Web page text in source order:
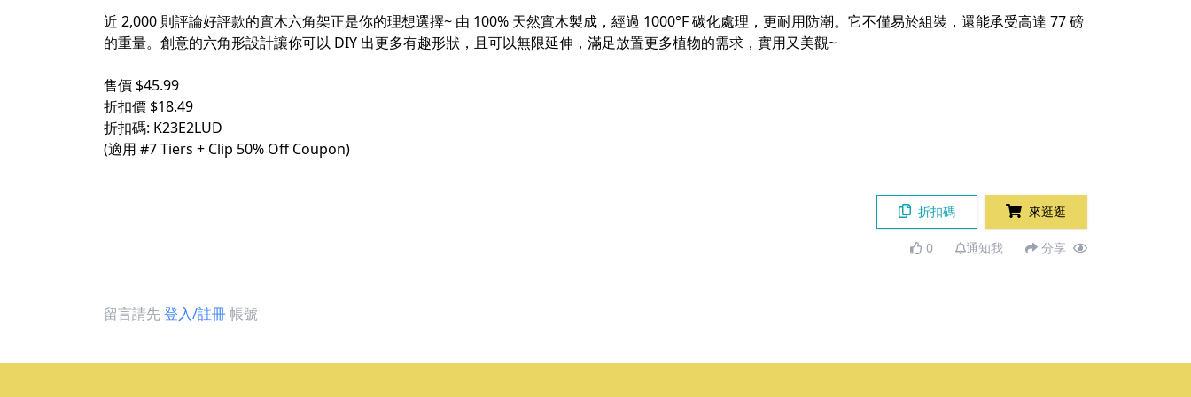
近 2,000 則評論好評款的實木六角架正是你的理想選擇~ 由 100% 天然實木製成，經過 1000°F 碳化處理，更耐用防潮。它不僅易於組裝，還能承受高達 77 磅
的重量。創意的六角形設計讓你可以 DIY 出更多有趣形狀，且可以無限延伸，滿足放置更多植物的需求，實用又美觀~
售價 $45.99
折扣價 $18.49
折扣碼: K23E2LUD
(適用 #7Tiers + Clip 50% Off Coupon)
折扣碼 來逛逛
0 通知我 分享
留言請先登入/註冊帳號